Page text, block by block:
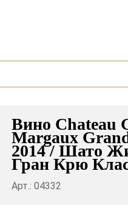
Вино Chateau
Margaux
2014 / Шато
Гран Крю
Арт.: 04332